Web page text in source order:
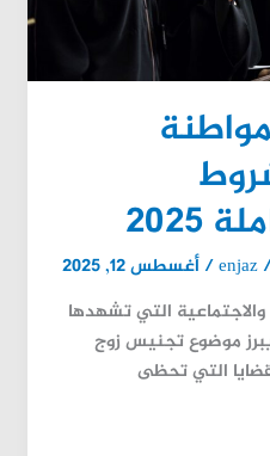
enjaz
/ أغسطس 12, 2025
التي تشهدها
يبرز موضوع تجنيس زوج
التي تحظى